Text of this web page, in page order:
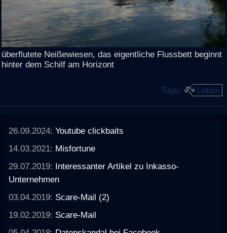
überflutete Neißewiesen, das eigentliche Flussbett beginnt
hinter dem Schilf am Horizont
Tags: Leben
26.09.2024:Youtube clickbaits
14.03.2021: Misfortune
29.07.2019: Interessanter Artikel zu Inkasso-
Unternehmen
03.04.2019: Scare-Mail (2)
19.02.2019: Scare-Mail